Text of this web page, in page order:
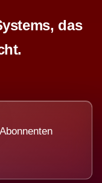
das